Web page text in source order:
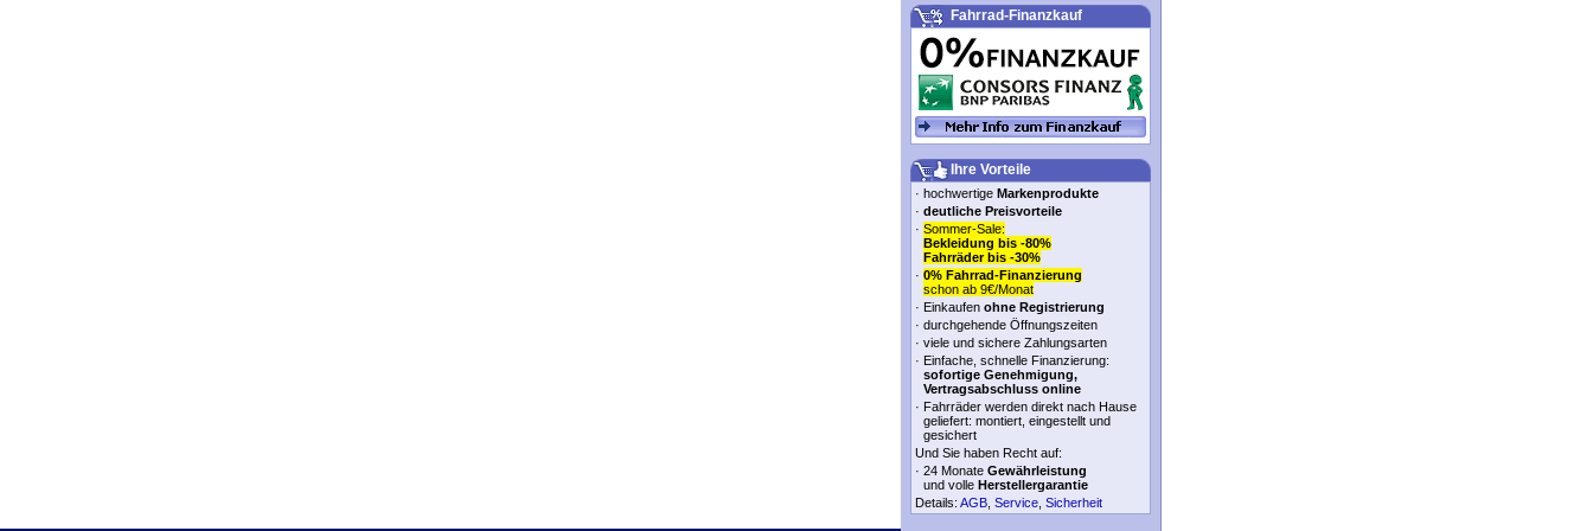
Fahrrad-Finanzkauf
Ihre Vorteile
· hochwertige Markenprodukte
· deutliche Preisvorteile
· Sommer-Sale:
Bekleidung bis -80%
Fahrräder bis -30%
· 0% Fahrrad-Finanzierung
schon ab 9€/Monat
· Einkaufen ohne Registrierung
· durchgehende Öffnungszeiten
· viele und sichere Zahlungsarten
· Einfache, schnelle Finanzierung:
sofortige Genehmigung,
Vertragsabschluss online
· Fahrräder werden direkt nach Hause
geliefert: montiert, eingestellt und
gesichert
Und Sie haben Recht auf:
· 24 Monate Gewährleistung
und volle Herstellergarantie
Details: AGB Service Sicherheit